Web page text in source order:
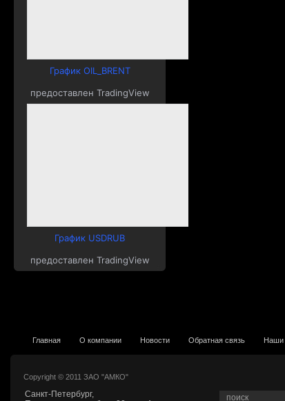
График OIL_BRENT
предоставлен TradingView
График USDRUB
предоставлен TradingView
Главная О компании Новости Обратная связь Наши
Санкт-Петербург,
Copyright © 2011 ЗАО "АМКО"